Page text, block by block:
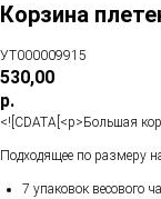
Корзина
УТ000009915
530,00
р.
<![CDATA[<p>Большая
Подходящее по размеру
7 упаковок весового